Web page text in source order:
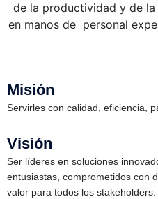
de la productividad y de
en manos de personal
Misión
Servirles con calidad, eficiencia,
Visión
Ser líderes en soluciones
entusiastas, comprometidos con
valor para todos los stakeholders.